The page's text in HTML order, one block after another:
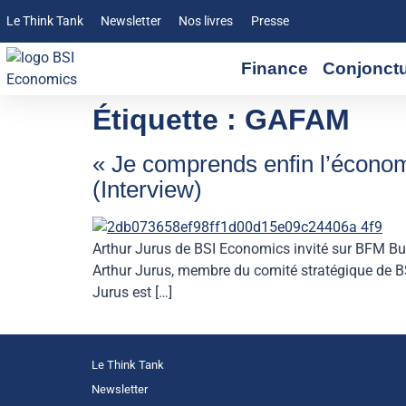
Le Think Tank Newsletter Nos livres Presse
Finance
Étiquette : GAFAM
« Je comprends enfin
(Interview)
Arthur Jurus de BSI Economics invité sur BFM
Arthur Jurus, membre du comité stratégique de
Jurus est […]
Le Think Tank
Newsletter